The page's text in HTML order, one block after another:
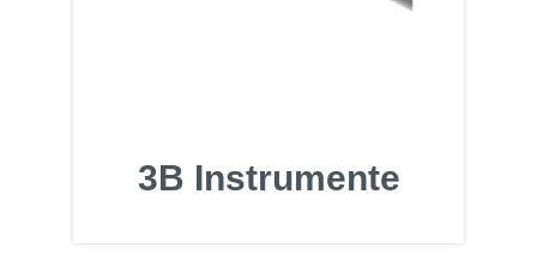
3B Instrumente